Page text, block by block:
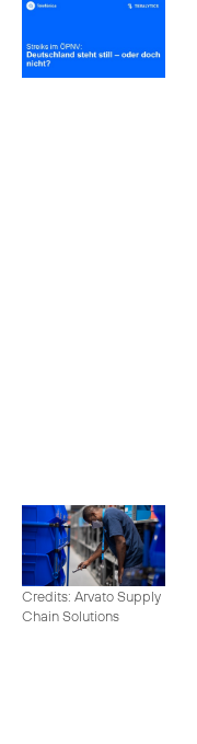
Credits: Arvato Supply
Chain Solutions